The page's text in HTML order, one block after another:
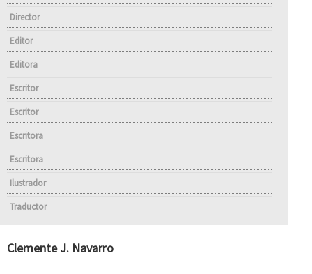
Director
Editor
Editora
Escritor
Escritor
Escritora
Escritora
Ilustrador
Traductor
Clemente J. Navarro